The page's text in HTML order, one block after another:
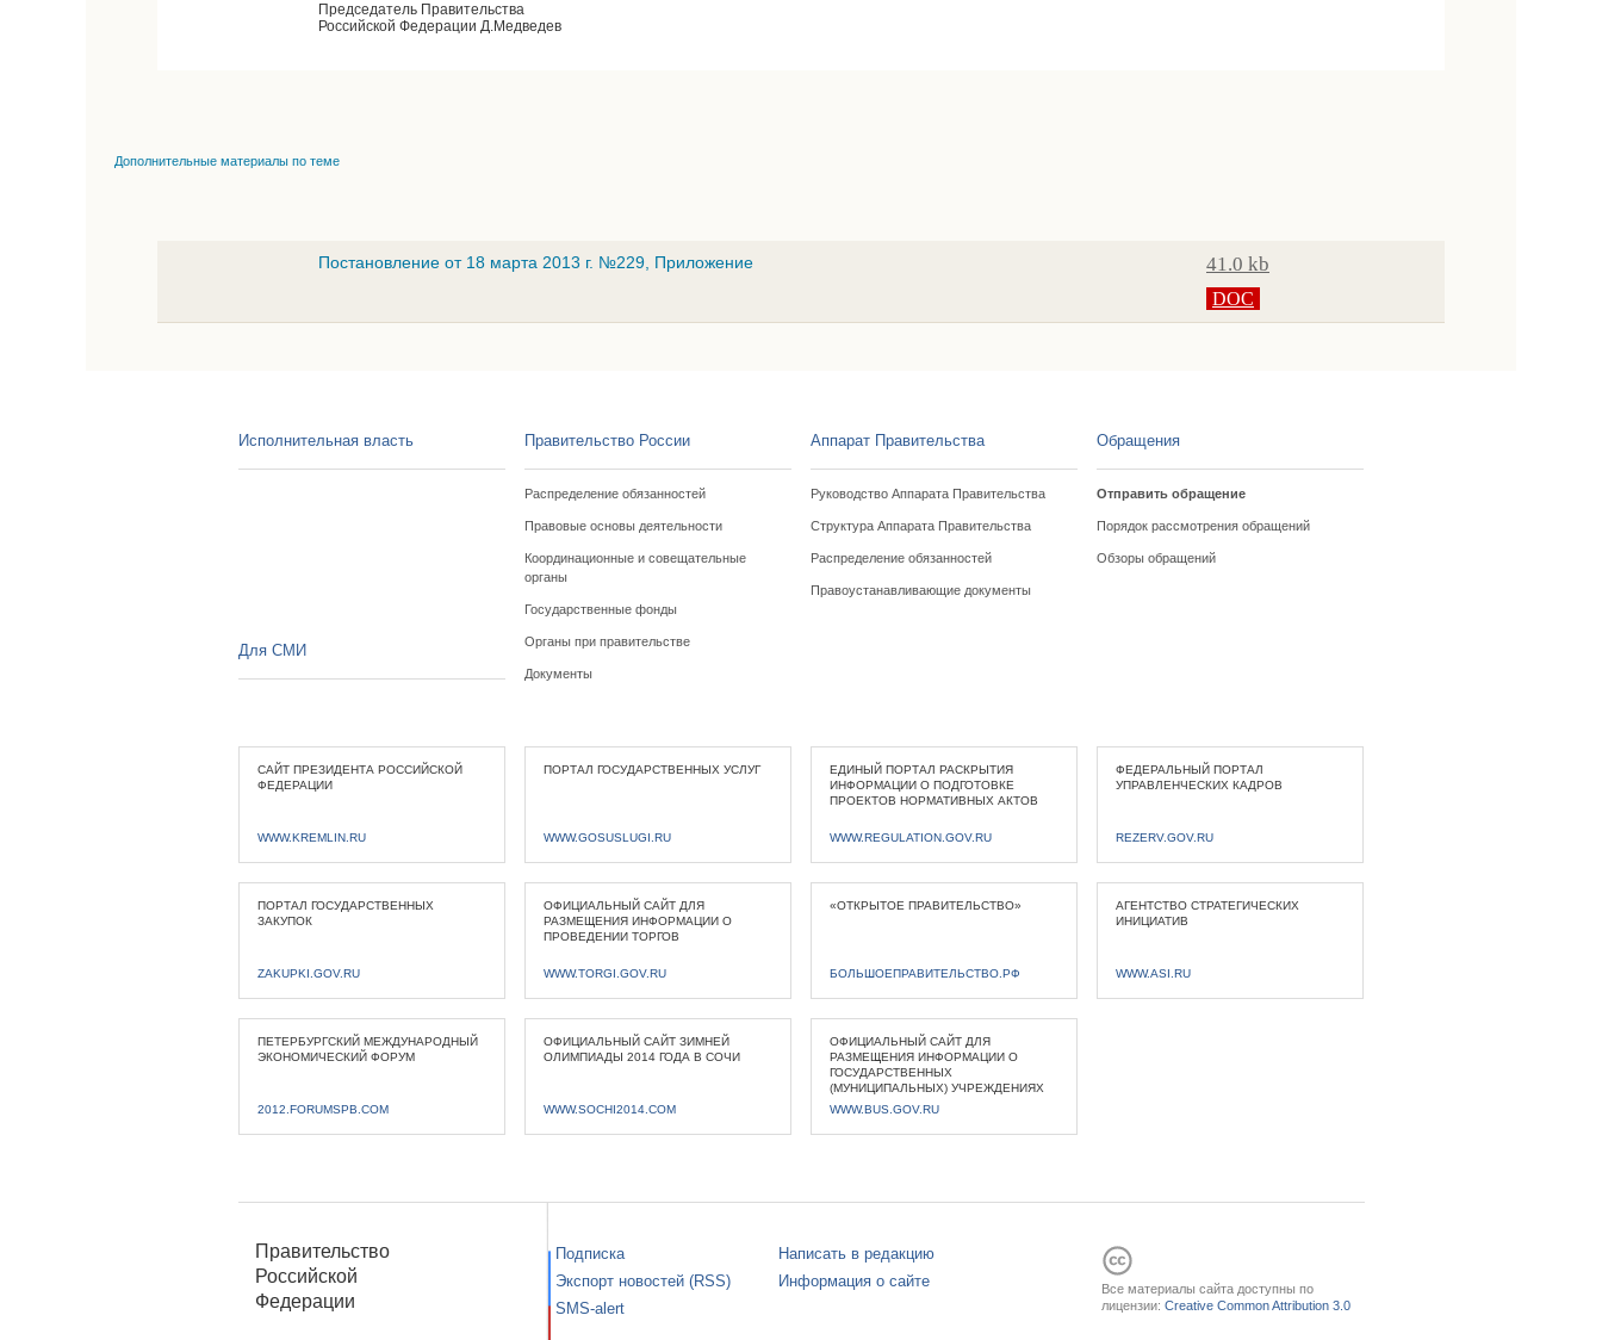
Председатель Правительства
Российской Федерации Д.Медведев
Дополнительные материалы по теме
Постановление от 18 марта 2013 г. №229, Приложение 41.0 kb
DOC
Исполнительная власть Правительство России
Распределение обязанностей
Правовые основы деятельности
Координационные и совещательные
органы
Государственные фонды
Органы при правительстве
Документы
Аппарат Правительства
Руководство Аппарата Правительства
Структура Аппарата Правительства
Распределение обязанностей
Правоустанавливающие документы
Обращения
Отправить обращение
Порядок рассмотрения обращений
Обзоры обращений
Для СМИ
САЙТ ПРЕЗИДЕНТА РОССИЙСКОЙ
ФЕДЕРАЦИИ
WWW.KREMLIN.RU
ПОРТАЛ ГОСУДАРСТВЕННЫХ УСЛУГ
WWW.GOSUSLUGI.RU
ЕДИНЫЙ ПОРТАЛ РАСКРЫТИЯ
ИНФОРМАЦИИ О ПОДГОТОВКЕ
ПРОЕКТОВ НОРМАТИВНЫХ АКТОВ
WWW.REGULATION.GOV.RU
ФЕДЕРАЛЬНЫЙ ПОРТАЛ
УПРАВЛЕНЧЕСКИХ КАДРОВ
REZERV.GOV.RU
ПОРТАЛ ГОСУДАРСТВЕННЫХ
ЗАКУПОК
ZAKUPKI.GOV.RU
ОФИЦИАЛЬНЫЙ САЙТ ДЛЯ
РАЗМЕЩЕНИЯ ИНФОРМАЦИИ О
ПРОВЕДЕНИИ ТОРГОВ
WWW.TORGI.GOV.RU
«ОТКРЫТОЕ ПРАВИТЕЛЬСТВО»
БОЛЬШОЕПРАВИТЕЛЬСТВО.РФ
АГЕНТСТВО СТРАТЕГИЧЕСКИХ
ИНИЦИАТИВ
WWW.ASI.RU
ПЕТЕРБУРГСКИЙ МЕЖДУНАРОДНЫЙ
ЭКОНОМИЧЕСКИЙ ФОРУМ
2012.FORUMSPB.COM
ОФИЦИАЛЬНЫЙ САЙТ ЗИМНЕЙ
ОЛИМПИАДЫ 2014 ГОДА В СОЧИ
WWW.SOCHI2014.COM
ОФИЦИАЛЬНЫЙ САЙТ ДЛЯ
РАЗМЕЩЕНИЯ ИНФОРМАЦИИ О
ГОСУДАРСТВЕННЫХ
(МУНИЦИПАЛЬНЫХ) УЧРЕЖДЕНИЯХ
WWW.BUS.GOV.RU
Правительство
Российской
Федерации
Подписка
Экспорт новостей (RSS)
SMS-alert
Написать в редакцию
Информация о сайте
Все материалы сайта доступны по
лицензии: Creative Common Attribution 3.0